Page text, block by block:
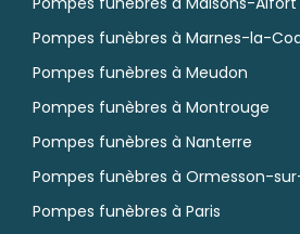
Pompes funèbres à Marnes-la-
Pompes funèbres à Meudon
Pompes funèbres à Montrouge
Pompes funèbres à Nanterre
Pompes funèbres à Ormesson-
Pompes funèbres à Paris